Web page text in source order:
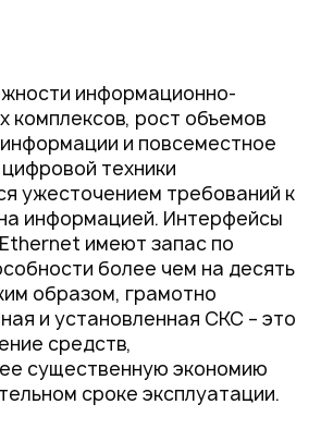
информационно-
комплексов, рост объемов
и повсеместное
техники
ужесточением требований к
информацией. Интерфейсы
имеют запас по
более чем на десять
образом, грамотно
и установленная СКС – это
средств,
существенную экономию
сроке эксплуатации.